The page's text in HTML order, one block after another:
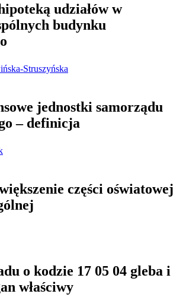
udziałów w
budynku
Struszyńska
jednostki samorządu
– definicja
części oświatowej
o kodzie 17 05 04 gleba i
właściwy